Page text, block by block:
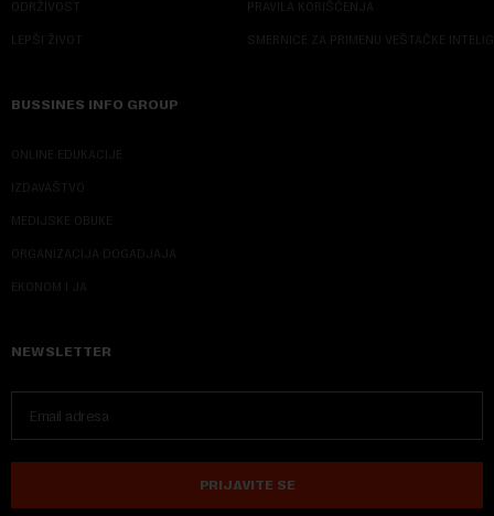
ODRŽIVOST
LEPŠI ŽIVOT
PRAVILA KORIŠĆENJA
SMERNICE ZA PRIMENU VEŠTAČKE
BUSSINES INFO GROUP
ONLINE EDUKACIJE
IZDAVAŠTVO
MEDIJSKE OBUKE
ORGANIZACIJA DOGADJAJA
EKONOM I JA
NEWSLETTER
PRIJAVITE SE